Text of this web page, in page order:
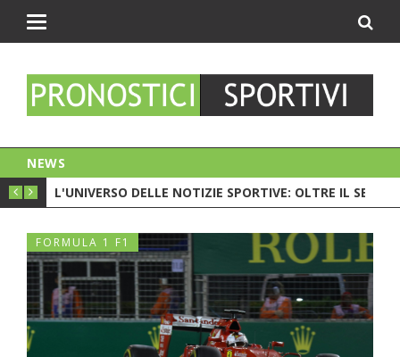
Toggle
NEWS
C'È LA CRISI?
L'UNIVERSO DELLE NOTIZIE SPORTIVE: OLTRE IL
FORMULA 1 F1